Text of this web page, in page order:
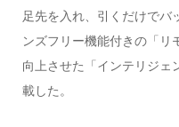
足先を入れ、引くだけでバ
ンズフリー機能付きの「リ
向上させた「インテリジェ
載した。